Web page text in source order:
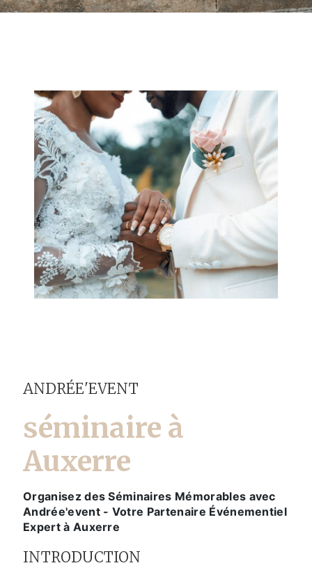
ANDRÉE'EVENT
séminaire à
Auxerre
Organisez des Séminaires Mémorables avec
Andrée'event - Votre Partenaire Événementiel
Expert à Auxerre
INTRODUCTION